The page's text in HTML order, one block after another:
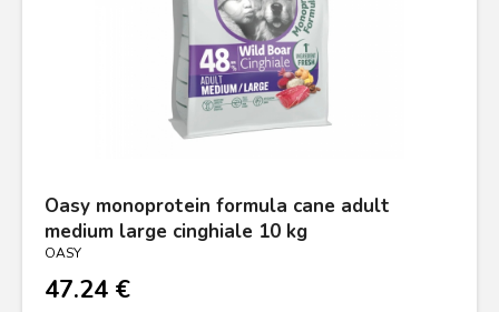
Oasy monoprotein formula cane adult
medium large cinghiale 10 kg
OASY
47.24 €